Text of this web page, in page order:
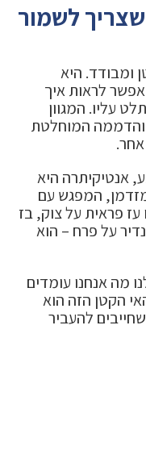
שצריך לשמור
ומבודד. היא
לראות איך
עליו. המגוון
והדממה המוחלטת
אנטיקיתרה היא
המפגש עם
עז פראית על צוק, בז
על פרח – הוא
מה אנחנו עומדים
הקטן הזה הוא
להעביר